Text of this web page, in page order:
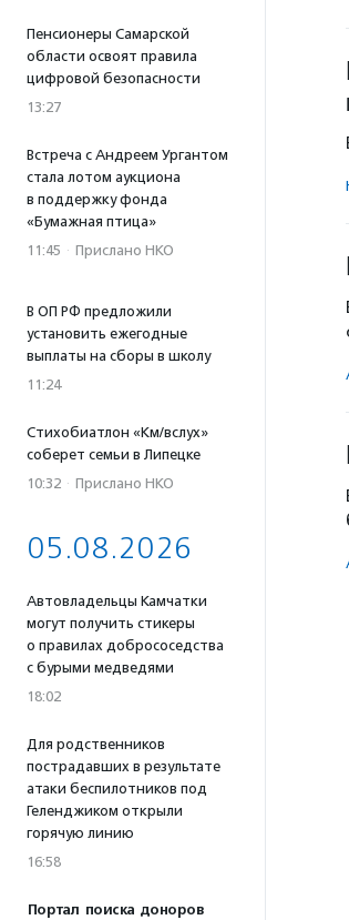
Пенсионеры Самарской
области освоят правила
цифровой безопасности
13:27
Встреча с Андреем Ургантом
стала лотом аукциона
в поддержку фонда
«Бумажная птица»
11:45 · Прислано НКО
В ОП РФ предложили
установить ежегодные
выплаты на сборы в школу
11:24
Стихобиатлон «Км/вслух»
соберет семьи в Липецке
10:32 · Прислано НКО
05.08.2026
Автовладельцы Камчатки
могут получить стикеры
о правилах добрососедства
с бурыми медведями
18:02
Для родственников
пострадавших в результате
атаки беспилотников под
Геленджиком открыли
горячую линию
16:58
Портал поиска доноров